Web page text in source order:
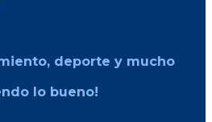
deporte y mucho
lo bueno!